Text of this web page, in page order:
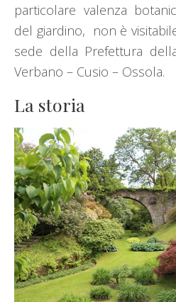
particolare valenza
del giardino, non è
sede della Prefettura
Verbano – Cusio – Ossola.
La storia